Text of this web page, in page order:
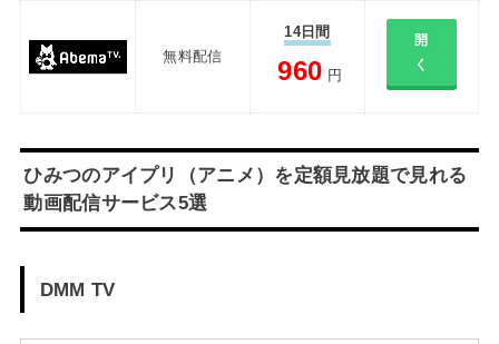
無料配信
14日間
960 円
開
く
ひみつのアイプリ（アニメ）を定額見放題で見れる
動画配信サービス5選
DMM TV